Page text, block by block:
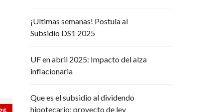
¡Ultimas semanas! Postula al
Subsidio DS1 2025
UF en abril 2025: Impacto del alza
inflacionaria
Que es el subsidio al dividendo
hipotecario: proyecto de ley